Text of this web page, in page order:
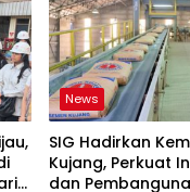
News
SIG Hadirkan
Kujang, Perkuat
dan